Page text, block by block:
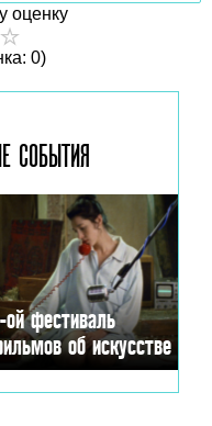
оценку
0)
СОБЫТИЯ
ой фестиваль
об искусстве